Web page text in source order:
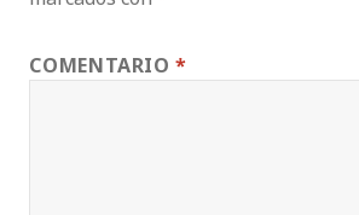
COMENTARIO*